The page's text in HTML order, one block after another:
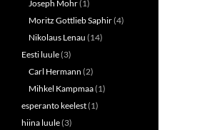
Joseph Mohr(1)
Moritz Gottlieb Saphir(4)
Nikolaus Lenau (14)
Eesti luule(3)
Carl Hermann (2)
Mihkel Kampmaa(1)
esperanto keelest(1)
hiina luule(3)